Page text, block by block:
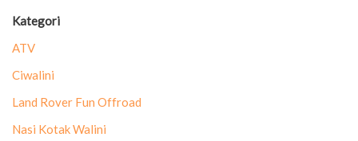
Kategori
ATV
Ciwalini
Land Rover Fun Offroad
Nasi Kotak Walini